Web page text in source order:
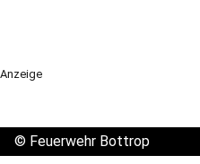
Anzeige
© Feuerwehr Bottrop